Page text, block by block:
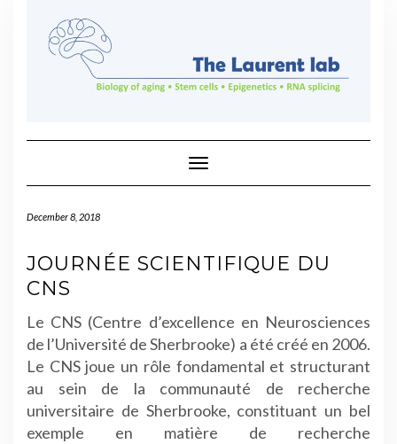
Toggle Navigation
December 8, 2018
JOURNÉE SCIENTIFIQUE DU
CNS
Le CNS (Centre d’excellence en Neurosciences
de l’Université de Sherbrooke) a été créé en 2006.
Le CNS joue un rôle fondamental et structurant
au sein de la communauté de recherche
universitaire de Sherbrooke, constituant un bel
exemple en matière de recherche